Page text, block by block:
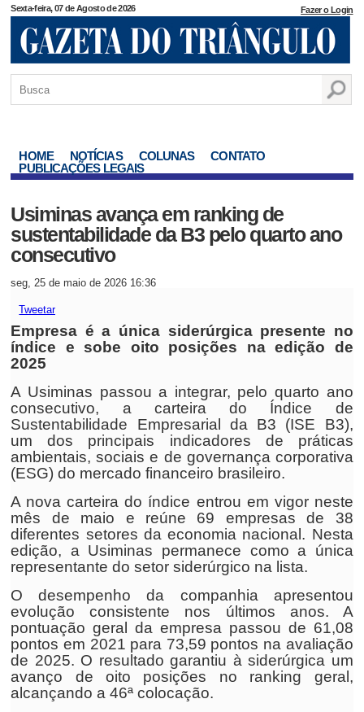
Sexta-feira, 07 de Agosto de 2026 Fazer o Login
HOME NOTÍCIAS COLUNAS
CONTATO
PUBLICAÇÕES LEGAIS
Usiminas avança em ranking de
sustentabilidade da B3 pelo quarto ano
consecutivo
seg, 25 de maio de 2026 16:36
Tweetar
Empresa é a única siderúrgica presente no
índice e sobe oito posições na edição de
2025
A Usiminas passou a integrar, pelo quarto ano
consecutivo, a carteira do Índice de
Sustentabilidade Empresarial da B3 (ISE B3),
um dos principais indicadores de práticas
ambientais, sociais e de governança corporativa
(ESG) do mercado financeiro brasileiro.
A nova carteira do índice entrou em vigor neste
mês de maio e reúne 69 empresas de 38
diferentes setores da economia nacional. Nesta
edição, a Usiminas permanece como a única
representante do setor siderúrgico na lista.
O desempenho da companhia apresentou
evolução consistente nos últimos anos. A
pontuação geral da empresa passou de 61,08
pontos em 2021 para 73,59 pontos na avaliação
de 2025. O resultado garantiu à siderúrgica um
avanço de oito posições no ranking geral,
alcançando a 46ª colocação.